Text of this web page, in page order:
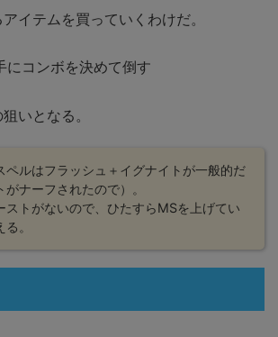
イテムを買っていくわけだ。
にコンボを決めて倒す
いとなる。
ペルはフラッシュ＋イグナイトが一般的だ
がナーフされたので）。
ストがないので、ひたすらMSを上げてい
。